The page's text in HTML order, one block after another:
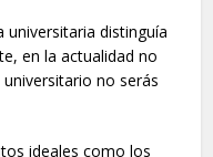
distinguía
en la actualidad no
no serás
ideales como los